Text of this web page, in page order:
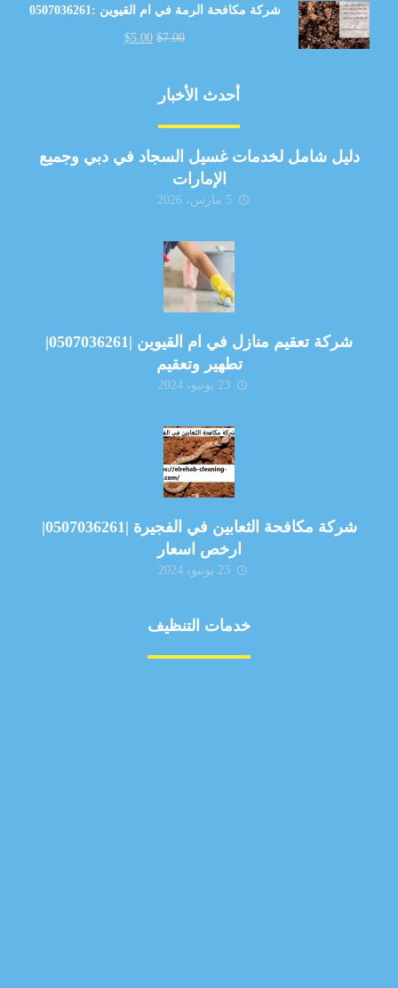
شركة مكافحة الرمة في ام القيوين :0507036261
$7.00
$5.00
أحدث الأخبار
دليل شامل لخدمات غسيل السجاد في دبي وجميع
الإمارات
5 مارس، 2026
شركة تعقيم منازل في ام القيوين |0507036261|
تطهير وتعقيم
23 يونيو، 2024
شركة مكافحة الثعابين في الفجيرة |0507036261|
ارخص اسعار
23 يونيو، 2024
خدمات التنظيف